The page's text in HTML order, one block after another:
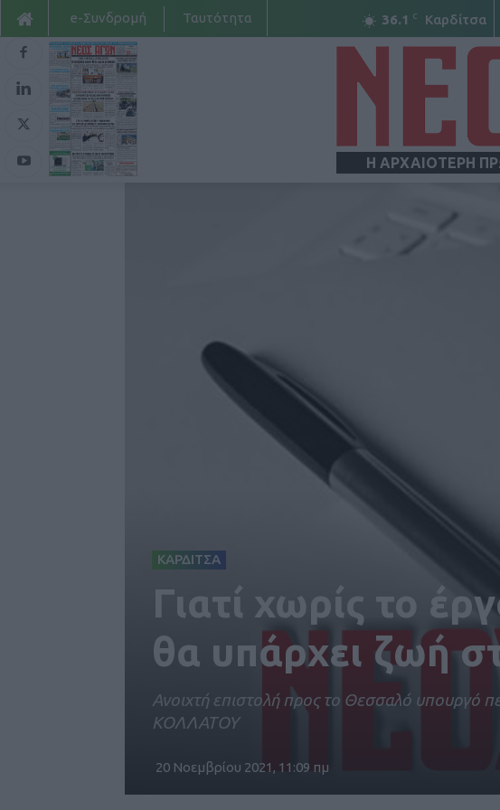
36.1 C Καρδίτσα
e-Συνδρομή Ταυτότητα
Η ΑΡΧΑΙΟΤΕΡΗ
ΚΑΡΔΙΤΣΑ
Γιατί χωρίς το
θα υπάρχει ζωή
Ανοιχτή επιστολή προς το Θεσσαλό υπουργό
ΚΟΛΛΑΤΟΥ
20 Νοεμβρίου 2021, 11:09 πμ